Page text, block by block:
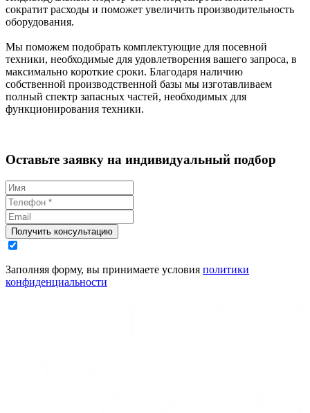
сократит расходы и поможет увеличить производительность
оборудования.
Мы поможем подобрать комплектующие для посевной
техники, необходимые для удовлетворения вашего запроса, в
максимально короткие сроки. Благодаря наличию
собственной производственной базы мы изготавливаем
полный спектр запасных частей, необходимых для
функционирования техники.
Оставьте заявку на индивидуальный подбор
Получить консультацию
Заполняя форму, вы принимаете условия политики
конфиденциальности